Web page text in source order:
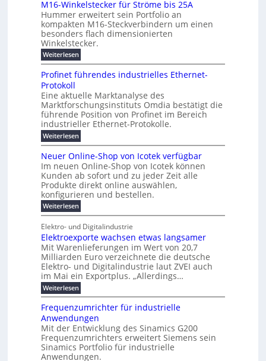
o
u
n
d
w
e
n
i
e
r
B
ü
r
o
k
r
a
t
i
e
e
r
g
i
l
ö
u
n
g
e
n
a
s
t
s
c
h
a
t
l
e
s
t
e
n
6
E
u
r
o
p
e
E
h
e
r
c
a
t
P
l
u
F
e
s
t
n
f
ü
r
e
ff
i
z
i
e
t
e
r
e
s
K
a
b
e
l
m
a
n
g
m
e
n
t
s
t
u
m
v
o
n
ü
b
e
2
0
%
i
m
e
r
s
e
n
H
a
l
b
a
h
r
2
0
2
6
ö
r
n
T
w
i
e
h
a
s
w
i
r
d
e
e
W
a
g
o
-
C
E
M16-Winkelstecker für Ströme bis 25A
Hummer erweitert sein Portfolio an
kompakten M16-Steckverbindern um einen
besonders flach dimensionierten
Winkelstecker.
Weiterlesen:
M
1
6
W
i
n
k
e
l
s
t
e
c
k
e
r
ü
S
t
r
ö
m
e
b
i
s
5
A
Profinet führendes industrielles Ethernet-
Protokoll
Eine aktuelle Marktanalyse des
Marktforschungsinstituts Omdia bestätigt die
führende Position von Profinet im Bereich
industrieller Ethernet-Protokolle.
Weiterlesen:
P
r
o
i
n
e
t
f
ü
h
r
e
n
d
e
s
i
n
u
s
t
r
i
e
Neuer Online-Shop von Icotek verfügbar
Im neuen Online-Shop von Icotek können
Kunden ab sofort und zu jeder Zeit alle
Produkte direkt online auswählen,
konfigurieren und bestellen.
Weiterlesen:
N
e
u
e
r
O
n
l
i
n
e
-
S
h
o
p
v
o
Elektro- und Digitalindustrie
Elektroexporte wachsen etwas langsamer
Mit Warenlieferungen im Wert von 20,7
Milliarden Euro verzeichnete die deutsche
Elektro- und Digitalindustrie laut ZVEI auch
im Mai ein Exportplus. „Allerdings…
Weiterlesen:
E
e
k
t
r
o
e
Frequenzumrichter für industrielle
Anwendungen
Mit der Entwicklung des Sinamics G200
Frequenzumrichters erweitert Siemens sein
Sinamics Portfolio für industrielle
Anwendungen.